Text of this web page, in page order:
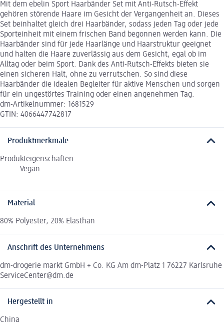
Mit dem ebelin Sport Haarbänder Set mit Anti-Rutsch-Effekt
gehören störende Haare im Gesicht der Vergangenheit an. Dieses
Set beinhaltet gleich drei Haarbänder, sodass jeden Tag oder jede
Sporteinheit mit einem frischen Band begonnen werden kann. Die
Haarbänder sind für jede Haarlänge und Haarstruktur geeignet
und halten die Haare zuverlässig aus dem Gesicht, egal ob im
Alltag oder beim Sport. Dank des Anti-Rutsch-Effekts bieten sie
einen sicheren Halt, ohne zu verrutschen. So sind diese
Haarbänder die idealen Begleiter für aktive Menschen und sorgen
für ein ungestörtes Training oder einen angenehmen Tag.
dm-Artikelnummer: 1681529
GTIN: 4066447742817
Produktmerkmale
Produkteigenschaften:
Vegan
Material
80% Polyester, 20% Elasthan
Anschrift des Unternehmens
dm-drogerie markt GmbH + Co. KG Am dm-Platz 1 76227 Karlsruhe
ServiceCenter@dm.de
Hergestellt in
China